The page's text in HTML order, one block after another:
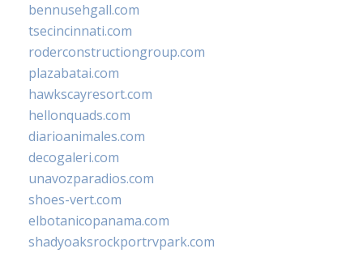
bennusehgall.com
tsecincinnati.com
roderconstructiongroup.com
plazabatai.com
hawkscayresort.com
hellonquads.com
diarioanimales.com
decogaleri.com
unavozparadios.com
shoes-vert.com
elbotanicopanama.com
shadyoaksrockportrvpark.com